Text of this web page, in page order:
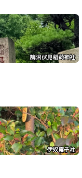
鵠沼伏見稲荷神社
伊奴寝子社